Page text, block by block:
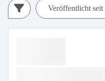
Veröffentlicht seit